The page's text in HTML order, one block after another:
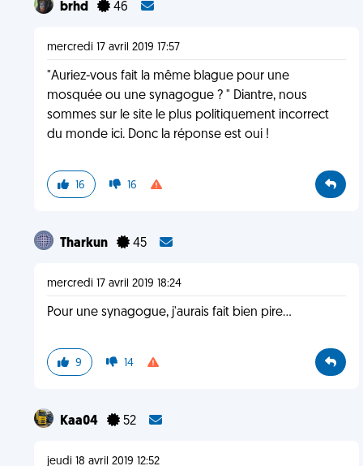
brhd 46
mercredi 17 avril 2019 17:57
"Auriez-vous fait la même blague pour une
mosquée ou une synagogue ? " Diantre, nous
sommes sur le site le plus politiquement incorrect
du monde ici. Donc la réponse est oui !
16 16
Tharkun 45
mercredi 17 avril 2019 18:24
Pour une synagogue, j'aurais fait bien pire...
9 14
Kaa04 52
jeudi 18 avril 2019 12:52